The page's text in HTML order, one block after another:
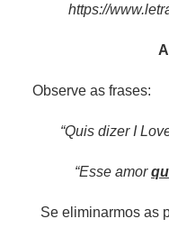
https://
Observe as frases:
“Quis dizer I
“Esse amor
Se eliminarmos as